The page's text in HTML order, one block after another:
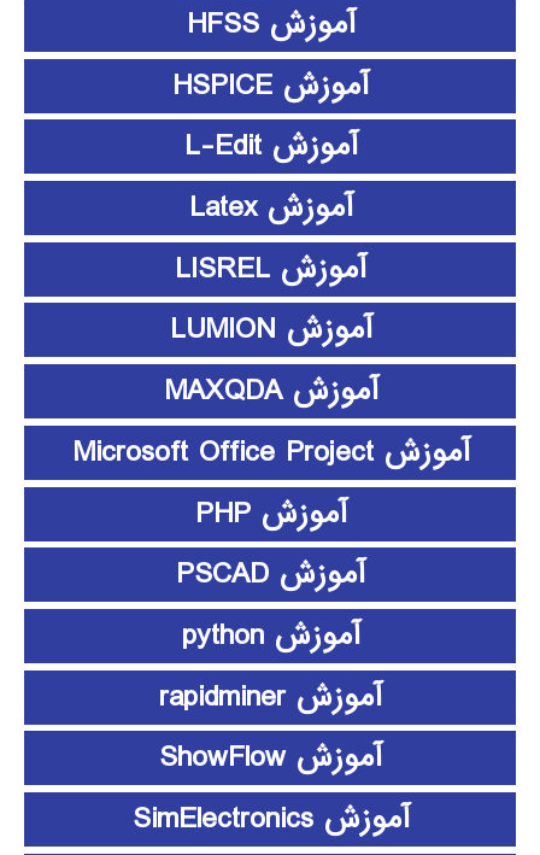
آموزش HFSS
آموزش HSPICE
آموزش L-Edit
آموزش Latex
آموزش LISREL
آموزش LUMION
آموزش MAXQDA
آموزش Microsoft Office Project
آموزش PHP
آموزش PSCAD
آموزش python
آموزش rapidminer
آموزش ShowFlow
آموزش SimElectronics